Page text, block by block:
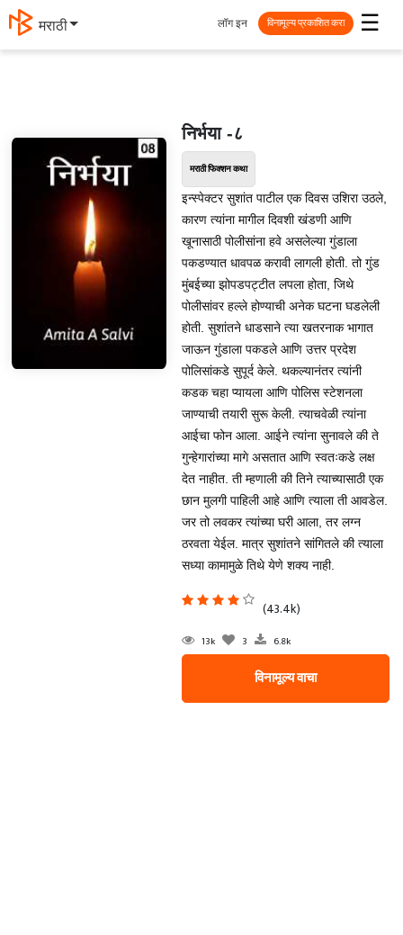
मराठी ☰
लॉग इन विनामूल्य प्रकाशित करा
निर्भया -८
मराठी फिक्शन कथा
इन्स्पेक्टर सुशांत पाटील एक दिवस उशिरा उठले,
कारण त्यांना मागील दिवशी खंडणी आणि
खूनासाठी पोलीसांना हवे असलेल्या गुंडाला
पकडण्यात धावपळ करावी लागली होती. तो गुंड
मुंबईच्या झोपडपट्टीत लपला होता, जिथे
पोलीसांवर हल्ले होण्याची अनेक घटना घडलेली
होती. सुशांतने धाडसाने त्या खतरनाक भागात
जाऊन गुंडाला पकडले आणि उत्तर प्रदेश
पोलिसांकडे सुपूर्द केले. थकल्यानंतर त्यांनी
कडक चहा प्यायला आणि पोलिस स्टेशनला
जाण्याची तयारी सुरू केली. त्याचवेळी त्यांना
आईचा फोन आला. आईने त्यांना सुनावले की ते
गुन्हेगारांच्या मागे असतात आणि स्वतःकडे लक्ष
देत नाहीत. ती म्हणाली की तिने त्याच्यासाठी एक
छान मुलगी पाहिली आहे आणि त्याला ती आवडेल.
जर तो लवकर त्यांच्या घरी आला, तर लग्न
ठरवता येईल. मात्र सुशांतने सांगितले की त्याला
सध्या कामामुळे तिथे येणे शक्य नाही.
(43.4k)
13k 3 6.8k
विनामूल्य वाचा